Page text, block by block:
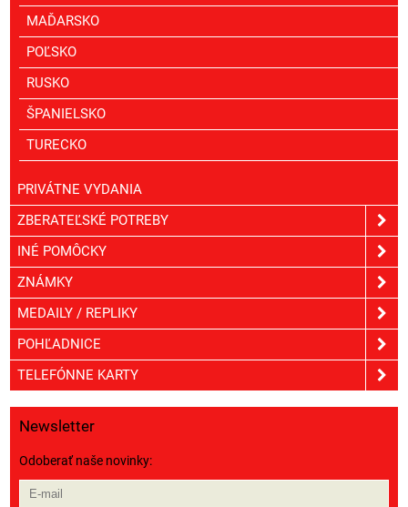
MAĎARSKO
POĽSKO
RUSKO
ŠPANIELSKO
TURECKO
PRIVÁTNE VYDANIA
ZBERATEĽSKÉ POTREBY
INÉ POMÔCKY
ZNÁMKY
MEDAILY / REPLIKY
POHĽADNICE
TELEFÓNNE KARTY
Newsletter
Odoberať naše novinky: